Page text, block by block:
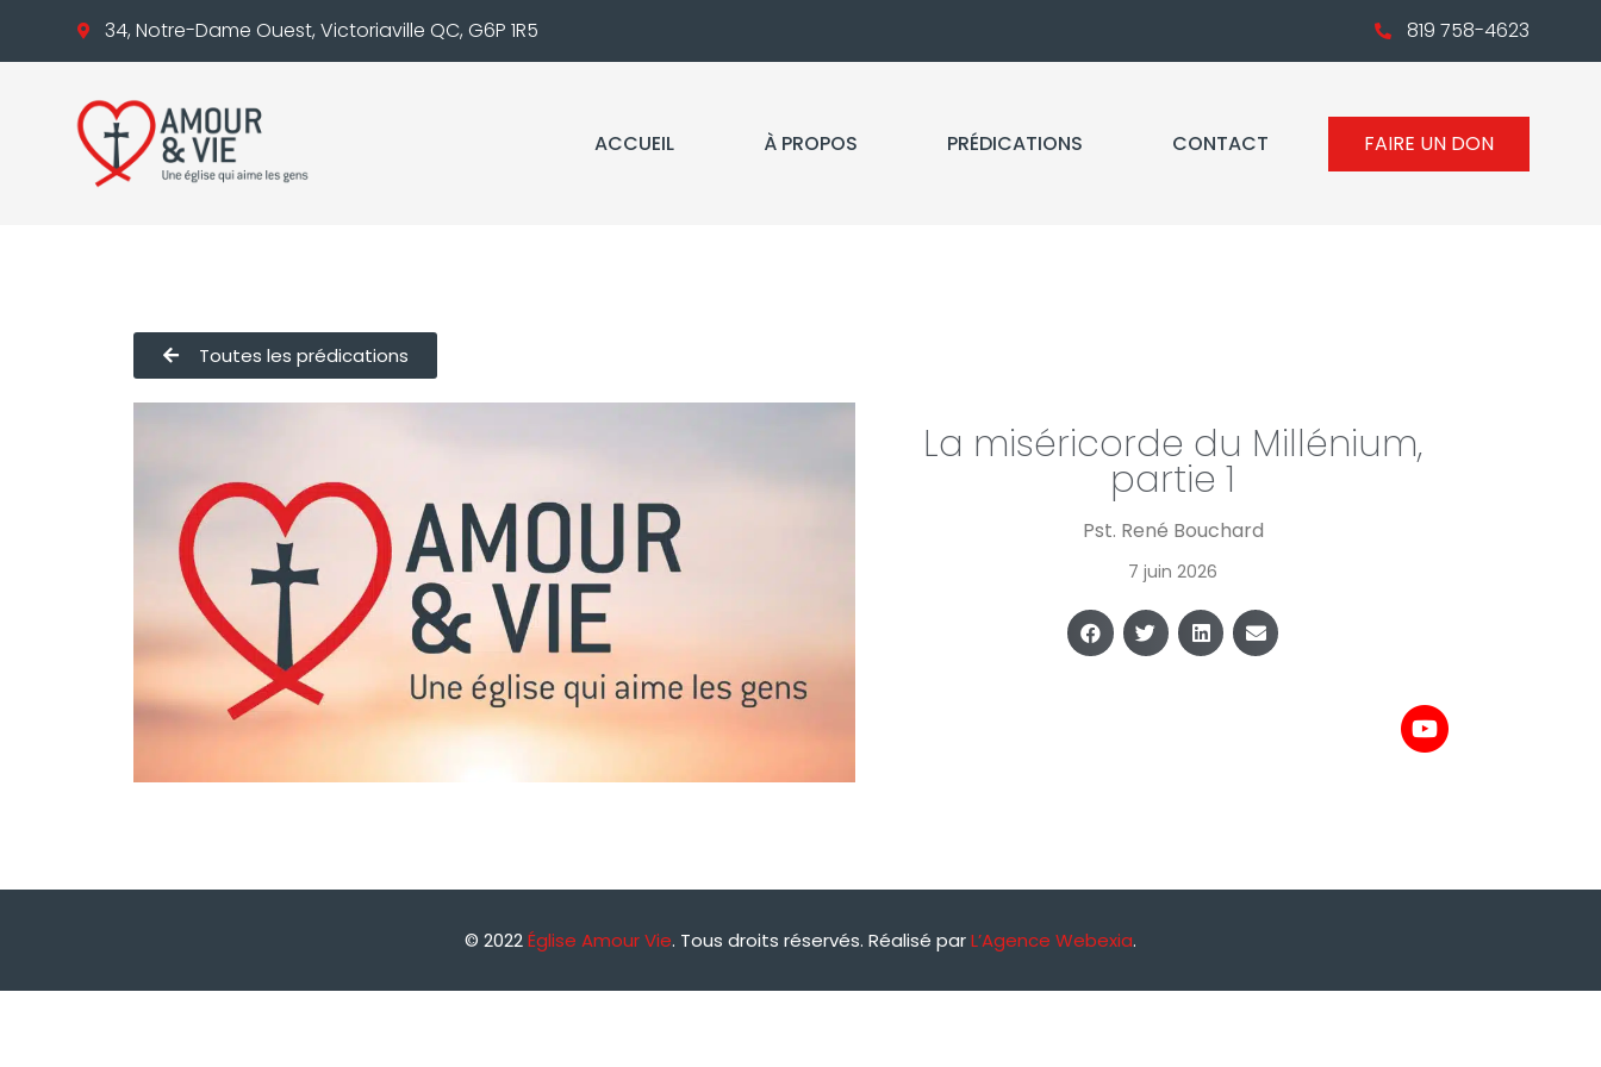
34, Notre-Dame Ouest, Victoriaville QC, G6P 1R5 819 758-4623
ACCUEIL À PROPOS PRÉDICATIONS CONTACT FAIRE UN DON
Toutes les prédications
La miséricorde du Millénium,
partie 1
Pst. René Bouchard
7 juin 2026
© 2022Église Amour Vie. Tous droits réservés. Réalisé parL’Agence Webexia.